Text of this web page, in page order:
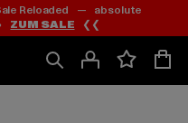
Reloaded — absolute
ZUM SALE ❮❮